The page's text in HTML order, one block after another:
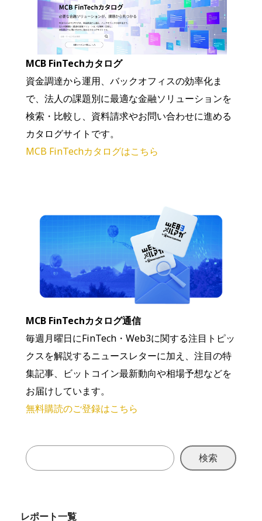
MCB FinTechカタログ
資金調達から運用、バックオフィスの効率化ま
で、法人の課題別に最適な金融ソリューションを
検索・比較し、資料請求やお問い合わせに進める
カタログサイトです。
MCB FinTechカタログはこちら
MCB FinTechカタログ通信
毎週月曜日にFinTech・Web3に関する注目トピッ
クスを解説するニュースレターに加え、注目の特
集記事、ビットコイン最新動向や相場予想などを
お届けしています。
無料購読のご登録はこちら
検索